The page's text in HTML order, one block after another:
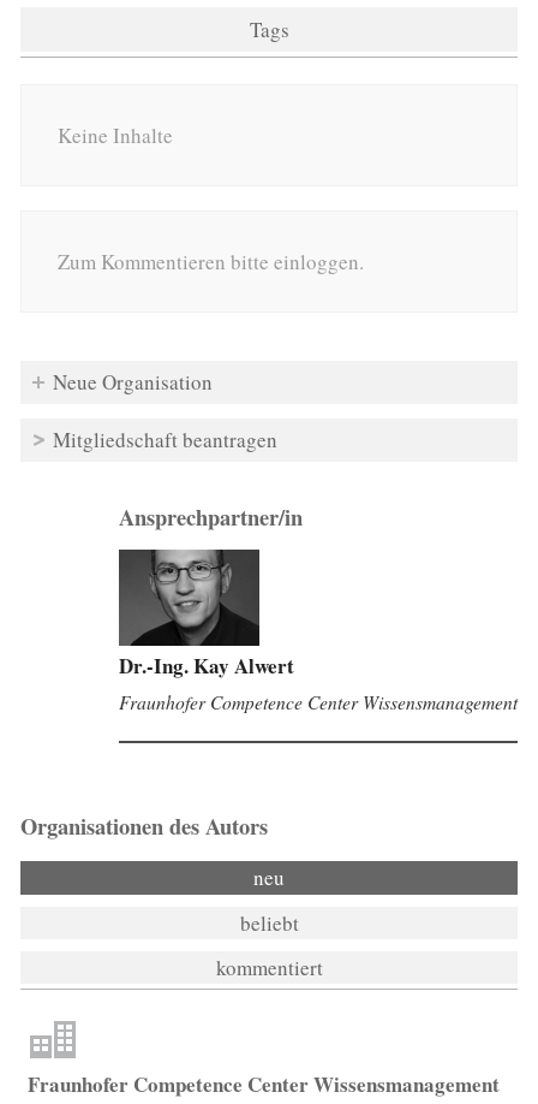
Tags
Keine Inhalte
Zum Kommentieren bitte einloggen.
Neue Organisation
Mitgliedschaft beantragen
Ansprechpartner/in
Dr.-Ing. Kay Alwert
Fraunhofer Competence Center Wissensmanagement
Organisationen des Autors
neu
beliebt
kommentiert
Fraunhofer Competence Center Wissensmanagement